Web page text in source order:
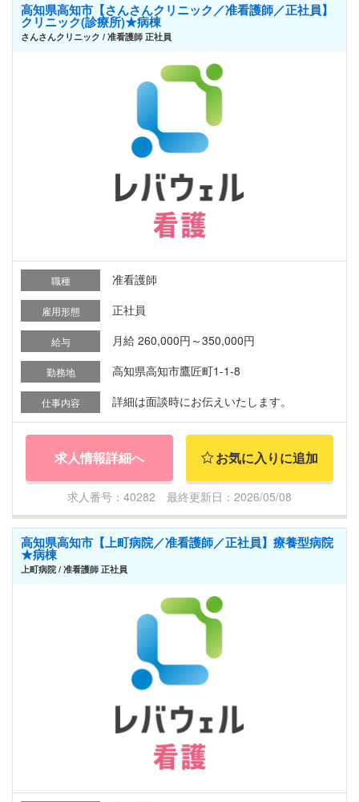
高知県高知市【さんさんクリニック／准看護師／正社員】
クリニック(診療所)★病棟
さんさんクリニック / 准看護師 正社員
職種 准看護師
雇用形態 正社員
給与 月給 260,000円～350,000円
勤務地 高知県高知市鷹匠町1-1-8
仕事内容 詳細は面談時にお伝えいたします。
求人情報詳細へ お気に入りに追加
求人番号：40282 最終更新日：2026/05/08
高知県高知市【上町病院／准看護師／正社員】療養型病院
★病棟
上町病院 / 准看護師 正社員